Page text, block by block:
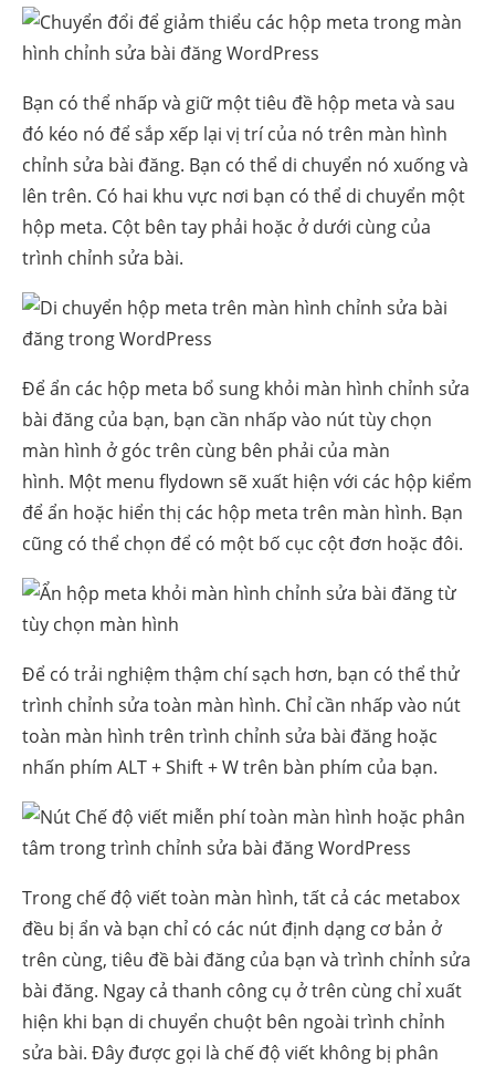
Bạn có thể nhấp và giữ một tiêu đề hộp meta và sau
đó kéo nó để sắp xếp lại vị trí của nó trên màn hình
chỉnh sửa bài đăng. Bạn có thể di chuyển nó xuống và
lên trên. Có hai khu vực nơi bạn có thể di chuyển một
hộp meta. Cột bên tay phải hoặc ở dưới cùng của
trình chỉnh sửa bài.
Để ẩn các hộp meta bổ sung khỏi màn hình chỉnh sửa
bài đăng của bạn, bạn cần nhấp vào nút tùy chọn
màn hình ở góc trên cùng bên phải của màn
hình. Một menu flydown sẽ xuất hiện với các hộp kiểm
để ẩn hoặc hiển thị các hộp meta trên màn hình. Bạn
cũng có thể chọn để có một bố cục cột đơn hoặc đôi.
Để có trải nghiệm thậm chí sạch hơn, bạn có thể thử
trình chỉnh sửa toàn màn hình. Chỉ cần nhấp vào nút
toàn màn hình trên trình chỉnh sửa bài đăng hoặc
nhấn phím ALT + Shift + W trên bàn phím của bạn.
Trong chế độ viết toàn màn hình, tất cả các metabox
đều bị ẩn và bạn chỉ có các nút định dạng cơ bản ở
trên cùng, tiêu đề bài đăng của bạn và trình chỉnh sửa
bài đăng. Ngay cả thanh công cụ ở trên cùng chỉ xuất
hiện khi bạn di chuyển chuột bên ngoài trình chỉnh
sửa bài. Đây được gọi là chế độ viết không bị phân